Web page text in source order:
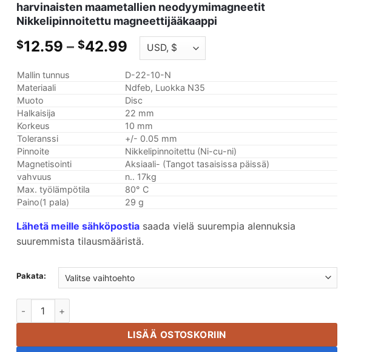
harvinaisten maametallien neodyymimagneetit
Nikkelipinnoitettu magneettijääkaappi
$12.59 – $42.99Hintaluokka:
$12.59
kautta
$42.99
Mallin tunnus
D-22-10-N
Materiaali
Ndfeb, Luokka N35
Muoto
Disc
Halkaisija
22 mm
Korkeus
10 mm
Toleranssi
+/- 0.05 mm
Pinnoite
Nikkelipinnoitettu (Ni-cu-ni)
Magnetisointi
Aksiaali- (Tangot tasaisissa päissä)
vahvuus
n.. 17kg
Max. työlämpötila
80° C
Paino(1 pala)
29 g
Lähetä meille sähköpostiasaada vielä suurempia alennuksia
suuremmista tilausmääristä.
Pakata:
22mm x 10 mm N35 erittäin vahva pyöreä sylinterilevy harvinaisten maametallien
LISÄÄ OSTOSKORIIN